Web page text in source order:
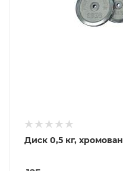
Диск 0,5 кг,